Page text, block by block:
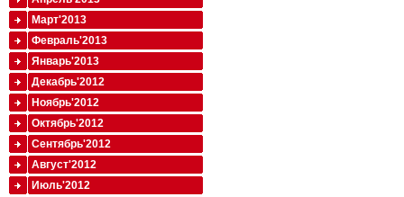
Март'2013
Февраль'2013
Январь'2013
Декабрь'2012
Ноябрь'2012
Октябрь'2012
Сентябрь'2012
Август'2012
Июль'2012